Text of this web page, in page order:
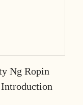
Ng Ropin
Introduction